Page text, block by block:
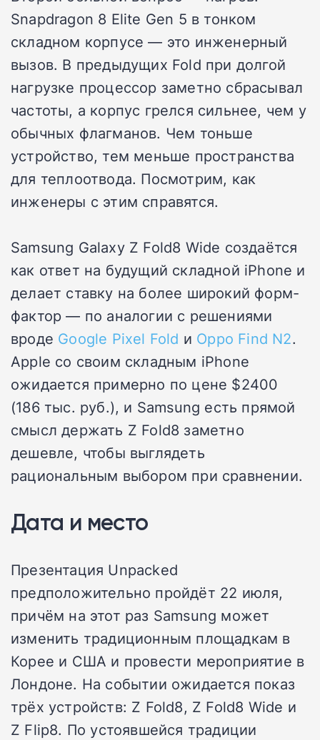
Snapdragon 8 Elite Gen 5 в тонком
складном корпусе — это инженерный
вызов. В предыдущих Fold при долгой
нагрузке процессор заметно сбрасывал
частоты, а корпус грелся сильнее, чем у
обычных флагманов. Чем тоньше
устройство, тем меньше пространства
для теплоотвода. Посмотрим, как
инженеры с этим справятся.
Samsung Galaxy Z Fold8 Wide создаётся
как ответ на будущий складной iPhone и
делает ставку на более широкий форм-
фактор — по аналогии с решениями
вроде Google Pixel Fold и Oppo Find N2.
Apple со своим складным iPhone
ожидается примерно по цене $2400
(186 тыс. руб.), и Samsung есть прямой
смысл держать Z Fold8 заметно
дешевле, чтобы выглядеть
рациональным выбором при сравнении.
Дата и место
Презентация Unpacked
предположительно пройдёт 22 июля,
причём на этот раз Samsung может
изменить традиционным площадкам в
Корее и США и провести мероприятие в
Лондоне. На событии ожидается показ
трёх устройств: Z Fold8, Z Fold8 Wide и
Z Flip8. По устоявшейся традиции